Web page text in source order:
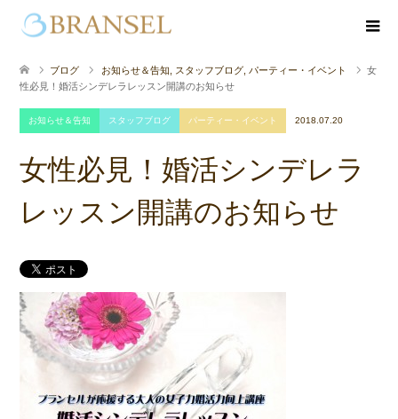
ブログ お知らせ＆告知 スタッフブログ パーティー・イベント
女
性必見！婚活シンデレラレッスン開講のお知らせ
お知らせ＆告知 スタッフブログ パーティー・イベント 2018.07.20
女性必見！婚活シンデレラ
レッスン開講のお知らせ